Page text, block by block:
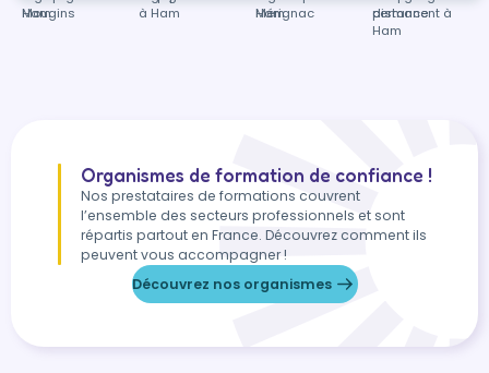
Mougins
Mérignac
distance
Ham
à Ham
Ham
permanent à
Ham
Organismes de formation de confiance !
Nos prestataires de formations couvrent
l’ensemble des secteurs professionnels et sont
répartis partout en France. Découvrez comment ils
peuvent vous accompagner !
Découvrez nos organismes